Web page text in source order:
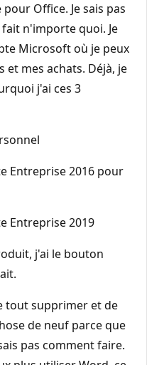
Office. Je sais pas
n'importe quoi. Je
Microsoft où je peux
mes achats. Déjà, je
j'ai ces 3
Entreprise 2016 pour
Entreprise 2019
j'ai le bouton
tout supprimer et de
de neuf parce que
pas comment faire.